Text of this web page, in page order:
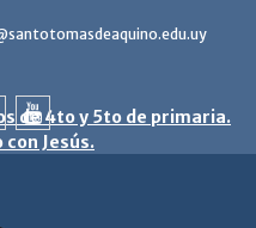
de 4to y 5to de primaria.
con Jesús.
youtube